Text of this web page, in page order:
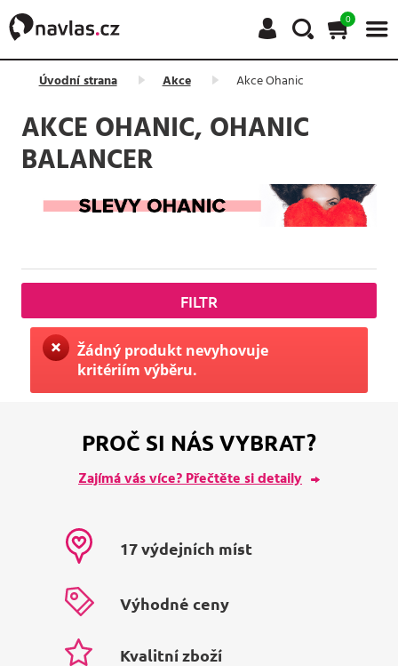
0
Úvodní strana Akce Akce Ohanic
AKCE OHANIC, OHANIC
BALANCER
FILTR
Žádný produkt nevyhovuje
kritériím výběru.
PROČ SI NÁS VYBRAT?
Zajímá vás více? Přečtěte si detaily
17 výdejních míst
Výhodné ceny
Kvalitní zboží